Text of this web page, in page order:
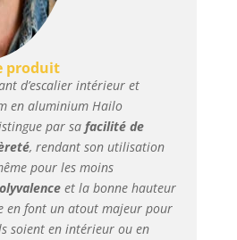
produit
d’escalier intérieur et
en aluminium Hailo
par sa facilité de
, rendant son utilisation
pour les moins
et la bonne hauteur
en font un atout majeur pour
soient en intérieur ou en